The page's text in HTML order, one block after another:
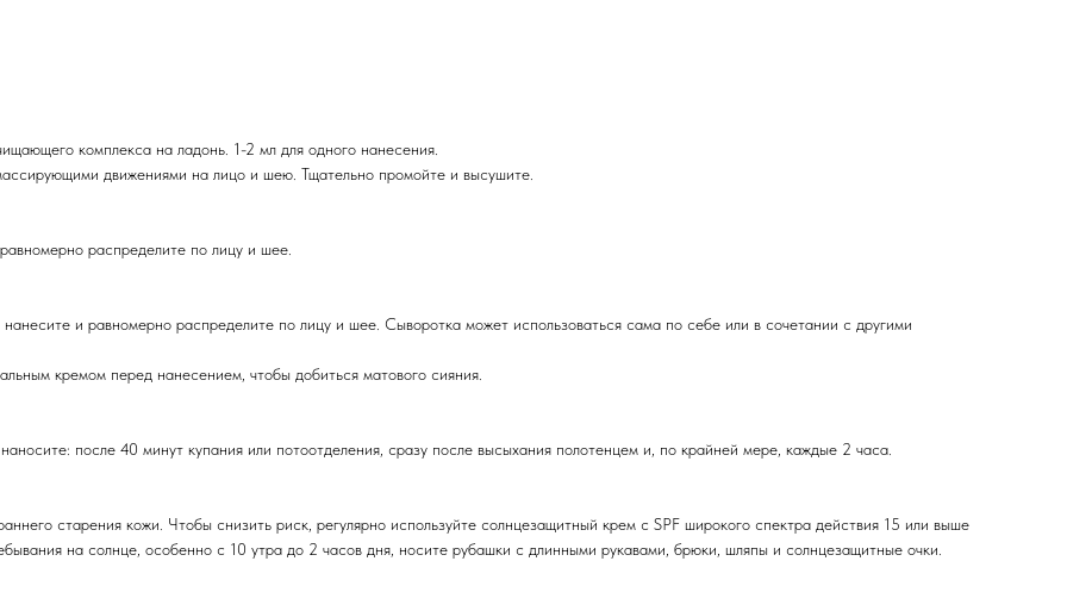
комплекса на ладонь. 1-2 мл для одного нанесения.
движениями на лицо и шею. Тщательно промойте и высушите.
распределите по лицу и шее.
и равномерно распределите по лицу и шее. Сыворотка может использоваться сама по себе или в сочетании с другими
кремом перед нанесением, чтобы добиться матового сияния.
после 40 минут купания или потоотделения, сразу после высыхания полотенцем и, по крайней мере, каждые 2 часа.
старения кожи. Чтобы снизить риск, регулярно используйте солнцезащитный крем с SPF широкого спектра действия 15 или выше
на солнце, особенно с 10 утра до 2 часов дня, носите рубашки с длинными рукавами, брюки, шляпы и солнцезащитные очки.